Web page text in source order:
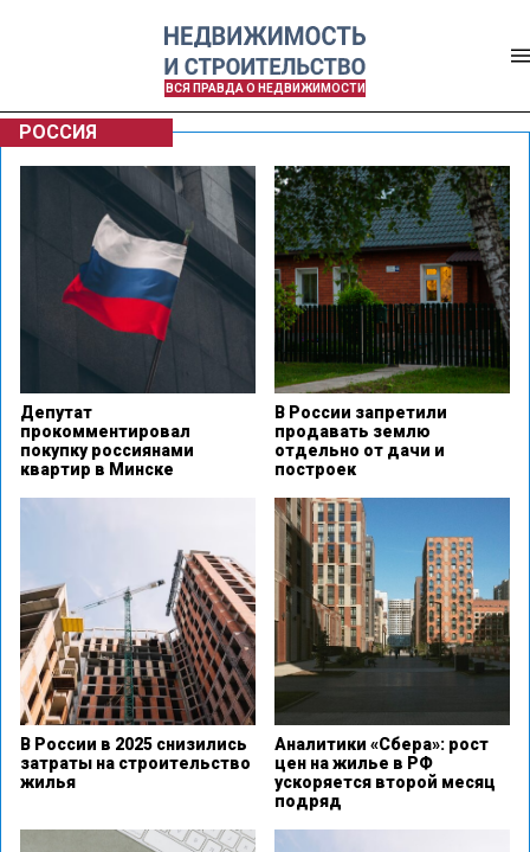
ВСЯ ПРАВДА О НЕДВИЖИМОСТИ
РОССИЯ
Депутат
прокомментировал
покупку россиянами
квартир в Минске
В России запретили
продавать землю
отдельно от дачи и
построек
В России в 2025 снизились
затраты на строительство
жилья
Аналитики «Сбера»: рост
цен на жилье в РФ
ускоряется второй месяц
подряд